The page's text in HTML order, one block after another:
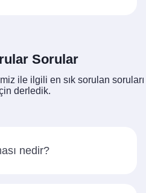
Sorular
ile ilgili en sık sorulan soruları
derledik.
nedir?